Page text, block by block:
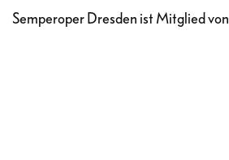
Semperoper Dresden ist Mitglied von